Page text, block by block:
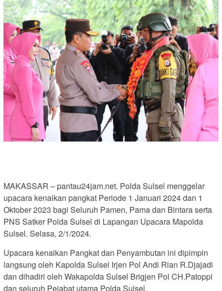
MAKASSAR – pantau24jam.net. Polda Sulsel menggelar
upacara kenaikan pangkat Periode 1 Januari 2024 dan 1
Oktober 2023 bagi Seluruh Pamen, Pama dan Bintara serta
PNS Satker Polda Sulsel di Lapangan Upacara Mapolda
Sulsel. Selasa, 2/1/2024.
Upacara kenaikan Pangkat dan Penyambutan ini dipimpin
langsung oleh Kapolda Sulsel Irjen Pol Andi Rian R.Djajadi
dan dihadiri oleh Wakapolda Sulsel Brigjen Pol CH.Patoppi
dan seluruh Pejabat utama Polda Sulsel.